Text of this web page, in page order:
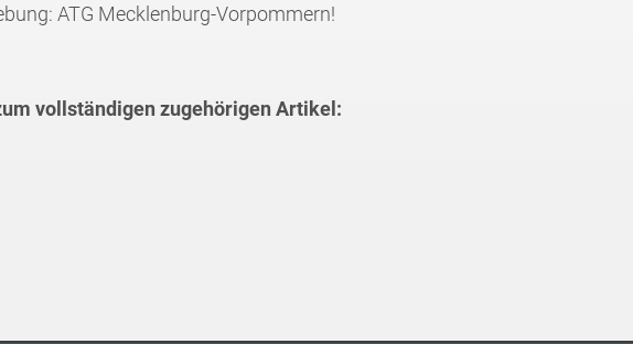
ATG Mecklenburg-Vorpommern!
vollständigen zugehörigen Artikel: